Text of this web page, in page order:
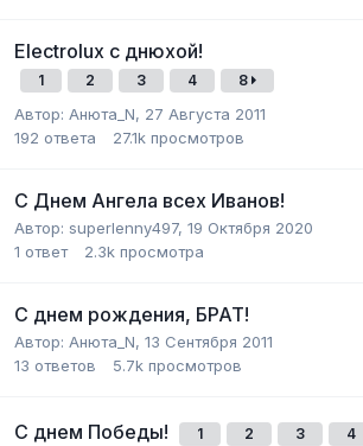
Electrolux с днюхой!
1 2 3 4 8
Автор: Анюта_N, 27 Августа 2011
192 ответа 27.1k просмотров
С Днем Ангела всех Иванов!
Автор: superlenny497, 19 Октября 2020
1 ответ 2.3k просмотра
С днем рождения, БРАТ!
Автор: Анюта_N, 13 Сентября 2011
13 ответов 5.7k просмотров
С днем Победы! 1 2 3 4